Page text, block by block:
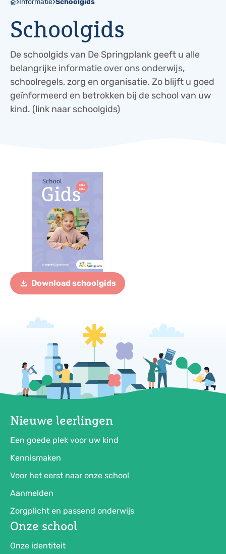
Informatie Schoolgids
Schoolgids
De schoolgids van De Springplank geeft u alle
belangrijke informatie over ons onderwijs,
schoolregels, zorg en organisatie. Zo blijft u goed
geïnformeerd en betrokken bij de school van uw
kind. (link naar schoolgids)
Download schoolgids
Nieuwe leerlingen
Een goede plek voor uw kind
Kennismaken
Voor het eerst naar onze school
Aanmelden
Zorgplicht en passend onderwijs
Onze school
Onze identiteit